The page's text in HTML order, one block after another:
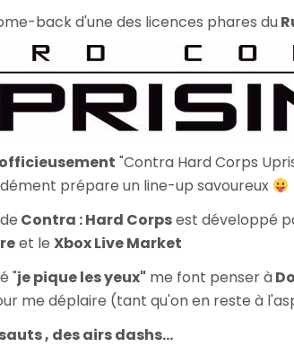
back d'une des licences phares du
officieusement "Contra Hard Corps
prépare un line-up savoureux
Contra : Hard Corpsest développé
et le Xbox Live Market
"je pique les yeux" me font penser à
me déplaire (tant qu'on en reste à
, des airs dashs...